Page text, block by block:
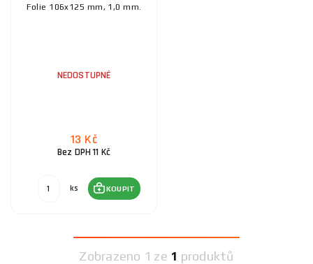
Folie 106x125 mm, 1,0 mm.
NEDOSTUPNÉ
13 Kč
Bez DPH 11 Kč
ks KOUPIT
Zobrazeno 1 ze 1 produktů